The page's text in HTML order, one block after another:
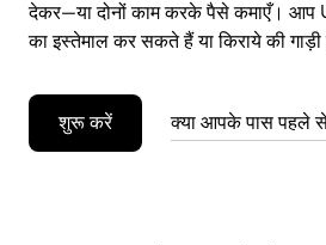
देकर—या दोनों काम करके पैसे कमाएँ। आप
का इस्तेमाल कर सकते हैं या किराये की
शुरू करें क्या आपके पास पहले